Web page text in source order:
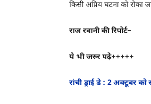
किसी अप्रिय घटना को रोका
राज रवानी की रिपोर्ट–
ये भी जरुर पढे़ं+++++
रांची ड्राई डे : 2 अक्टूबर